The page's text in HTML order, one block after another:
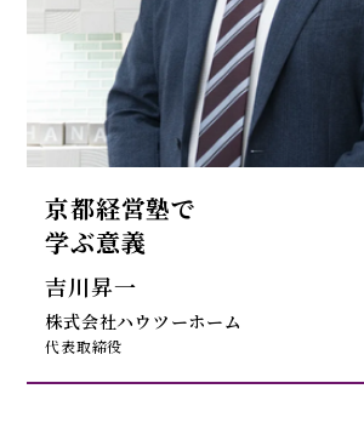
京都経営塾で
学ぶ意義
吉川昇一
株式会社ハウツーホーム
代表取締役